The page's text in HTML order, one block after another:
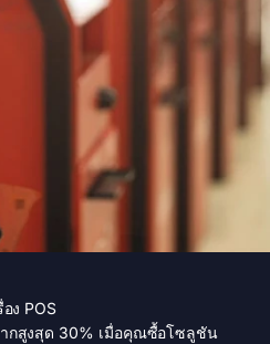
ง POS
กสูงสุด 30% เมื่อคุณซื้อโซลูชัน